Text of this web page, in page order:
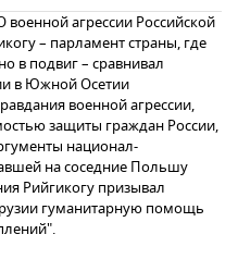
агрессии Российской
– парламент страны, где
в подвиг – сравнивал
в Южной Осетии
военной агрессии,
защиты граждан России,
национал-
на соседние Польшу
Рийгикогу призывал
гуманитарную помощь